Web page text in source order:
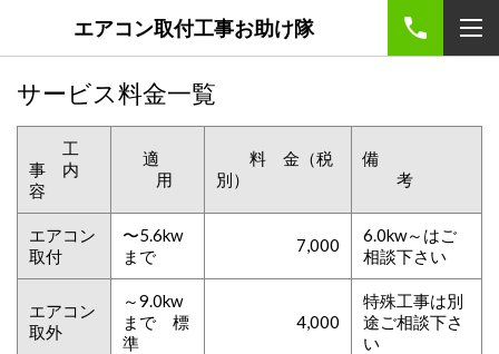
エアコン取付工事お助け隊
サービス料金一覧
工
事 内
容
適
用
料 金（税
別）
備
考
エアコン
取付
〜5.6kw
まで
7,000
6.0kw～はご
相談下さい
エアコン
取外
～9.0kw
まで 標
準
4,000
特殊工事は別
途ご相談下さ
い